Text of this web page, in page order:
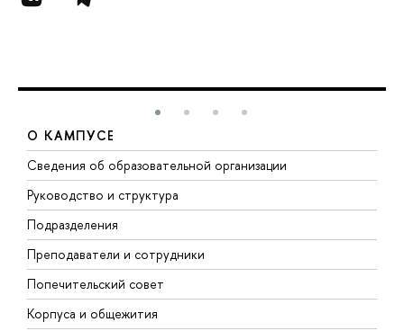
О КАМПУСЕ
Сведения об образовательной организации
Руководство и структура
Подразделения
Преподаватели и сотрудники
Попечительский совет
Корпуса и общежития